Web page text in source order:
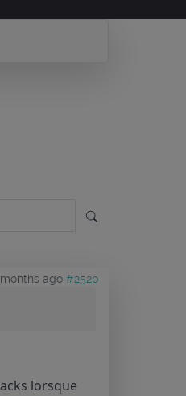
ago #2520
lorsque